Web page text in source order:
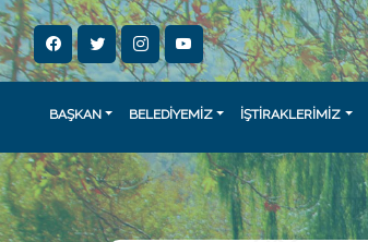
BAŞKAN BELEDİYEMİZ İŞTİRAKLERİMİZ